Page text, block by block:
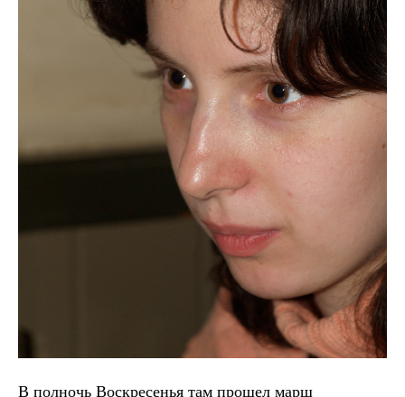
В полночь Воскресенья там прошел марш